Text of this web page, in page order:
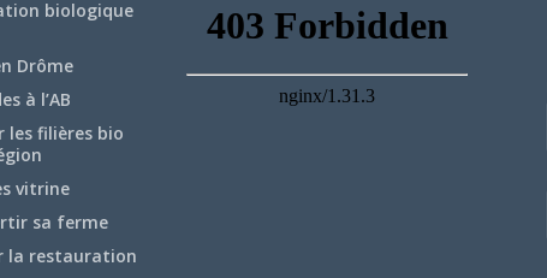
biologique
Drôme
à l’AB
les filières bio
vitrine
sa ferme
la restauration